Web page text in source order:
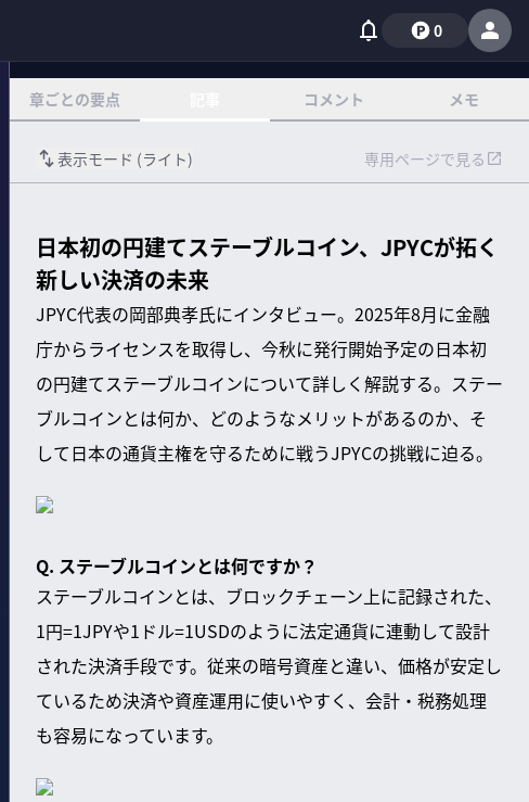
0
章ごとの要点 コメント メモ
表示モード (ライト) 専用ページで見る
日本初の円建てステーブルコイン、JPYCが拓く
新しい決済の未来
JPYC代表の岡部典孝氏にインタビュー。2025年8月に金融
庁からライセンスを取得し、今秋に発行開始予定の日本初
の円建てステーブルコインについて詳しく解説する。ステー
ブルコインとは何か、どのようなメリットがあるのか、そ
して日本の通貨主権を守るために戦うJPYCの挑戦に迫る。
Q. ステーブルコインとは何ですか？
ステーブルコインとは、ブロックチェーン上に記録された、
1円=1JPYや1ドル=1USDのように法定通貨に連動して設計
された決済手段です。従来の暗号資産と違い、価格が安定し
ているため決済や資産運用に使いやすく、会計・税務処理
も容易になっています。